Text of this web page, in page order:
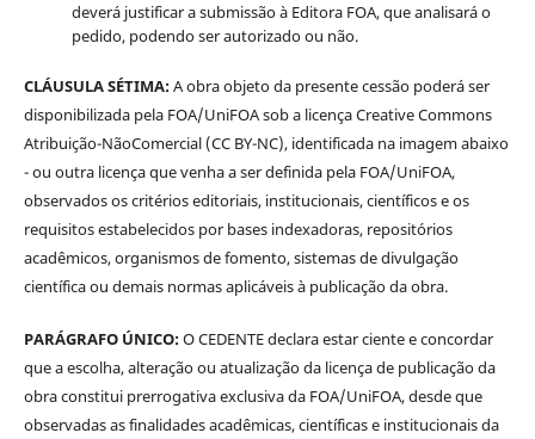
deverá justificar a submissão à Editora FOA, que analisará o
pedido, podendo ser autorizado ou não.
CLÁUSULA SÉTIMA:A obra objeto da presente cessão poderá ser
disponibilizada pela FOA/UniFOA sob a licença Creative Commons
Atribuição-NãoComercial (CC BY-NC), identificada na imagem abaixo
- ou outra licença que venha a ser definida pela FOA/UniFOA,
observados os critérios editoriais, institucionais, científicos e os
requisitos estabelecidos por bases indexadoras, repositórios
acadêmicos, organismos de fomento, sistemas de divulgação
científica ou demais normas aplicáveis à publicação da obra.
PARÁGRAFO ÚNICO:O CEDENTE declara estar ciente e concordar
que a escolha, alteração ou atualização da licença de publicação da
obra constitui prerrogativa exclusiva da FOA/UniFOA, desde que
observadas as finalidades acadêmicas, científicas e institucionais da